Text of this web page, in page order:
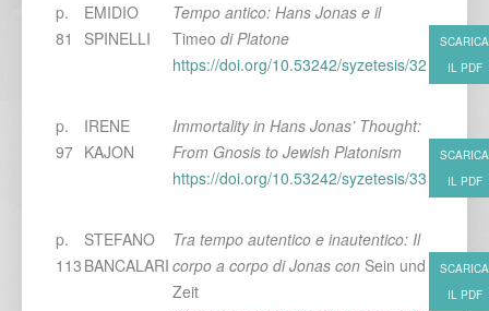
p.
81
EMIDIO
SPINELLI
Tempo antico: Hans Jonas e il
Timeo di Platone
https://doi.org/10.53242/syzetesis/32
SCARICA
IL PDF
p.
97
IRENE
KAJON
Immortality in Hans Jonas’ Thought:
From Gnosis to Jewish Platonism
https://doi.org/10.53242/syzetesis/33
SCARICA
IL PDF
p.
113
STEFANO
BANCALARI
Tra tempo autentico e inautentico: Il
corpo a corpo di Jonas con Sein und
Zeit
SCARICA
IL PDF